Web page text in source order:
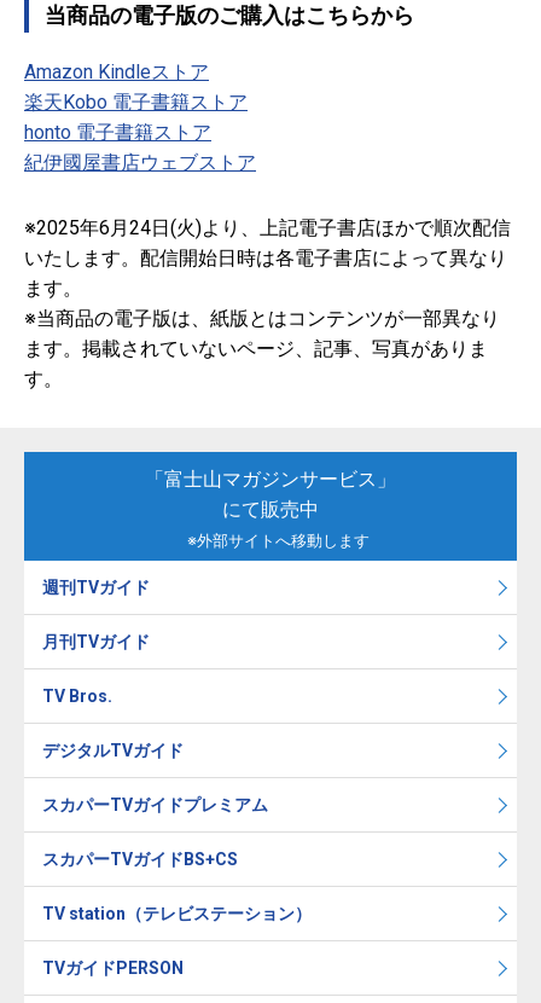
当商品の電子版のご購入はこちらから
Amazon Kindleストア
楽天Kobo 電子書籍ストア
honto 電子書籍ストア
紀伊國屋書店ウェブストア
※2025年6月24日(火)より、上記電子書店ほかで順次配信
いたします。配信開始日時は各電子書店によって異なり
ます。
※当商品の電子版は、紙版とはコンテンツが一部異なり
ます。掲載されていないページ、記事、写真がありま
す。
「富士山マガジンサービス」
にて販売中
※外部サイトへ移動します
週刊TVガイド
月刊TVガイド
TV Bros.
デジタルTVガイド
スカパーTVガイドプレミアム
スカパーTVガイドBS+CS
TV station（テレビステーション）
TVガイドPERSON